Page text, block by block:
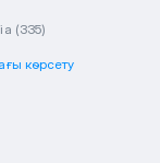
(335)
көрсету